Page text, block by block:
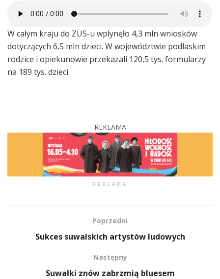
W całym kraju do ZUS-u wpłynęło 4,3 mln wniosków
dotyczących 6,5 mln dzieci. W województwie podlaskim
rodzice i opiekunowie przekazali 120,5 tys. formularzy
na 189 tys. dzieci.
REKLAMA
REKLAMA
Poprzedni
Sukces suwalskich artystów ludowych
Następny
Suwałki znów zabrzmią bluesem